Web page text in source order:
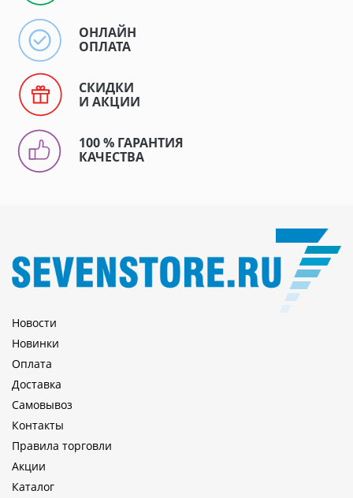
ОНЛАЙН
ОПЛАТА
СКИДКИ
И АКЦИИ
100 % ГАРАНТИЯ
КАЧЕСТВА
Новости
Новинки
Оплата
Доставка
Самовывоз
Контакты
Правила торговли
Акции
Каталог